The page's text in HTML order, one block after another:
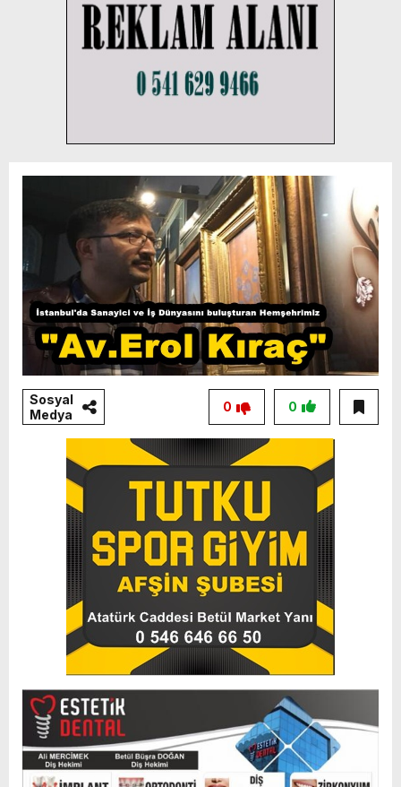
Sosyal
Medya
0
0